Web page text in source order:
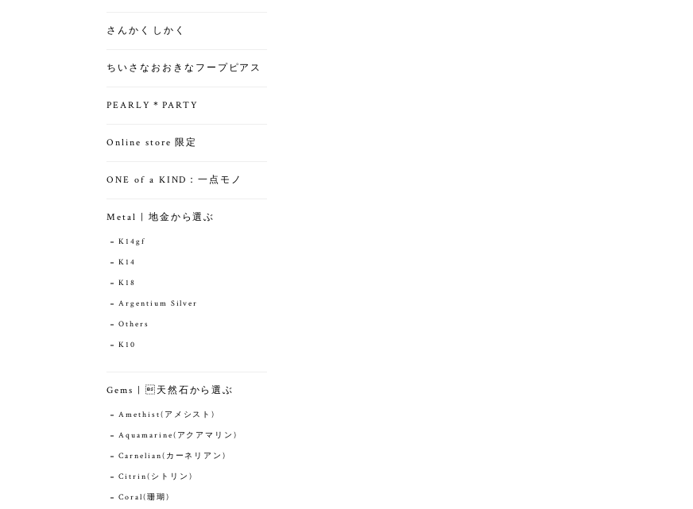
さんかくしかく
ちいさなおおきなフープピアス
PEARLY＊PARTY
Online store 限定
ONE of a KIND：一点モノ
Metal | 地金から選ぶ
K14gf
K14
K18
Argentium Silver
Others
K10
Gems | 天然石から選ぶ
Amethist(アメシスト)
Aquamarine(アクアマリン)
Carnelian(カーネリアン)
Citrin(シトリン)
Coral(珊瑚)